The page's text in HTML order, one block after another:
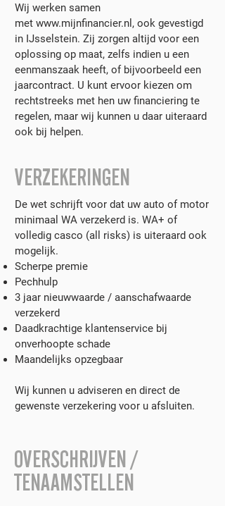
Wij werken samen
met www.mijnfinancier.nl , ook gevestigd
in IJsselstein. Zij zorgen altijd voor een
oplossing op maat, zelfs indien u een
eenmanszaak heeft, of bijvoorbeeld een
jaarcontract. U kunt ervoor kiezen om
rechtstreeks met hen uw financiering te
regelen, maar wij kunnen u daar uiteraard
ook bij helpen.
VERZEKERINGEN
De wet schrijft voor dat uw auto of motor
minimaal WA verzekerd is. WA+ of
volledig casco (all risks) is uiteraard ook
mogelijk.
Scherpe premie
Pechhulp
3 jaar nieuwwaarde / aanschafwaarde
verzekerd
Daadkrachtige klantenservice bij
onverhoopte schade
Maandelijks opzegbaar
Wij kunnen u adviseren en direct de
gewenste verzekering voor u afsluiten.
OVERSCHRIJVEN /
TENAAMSTELLEN